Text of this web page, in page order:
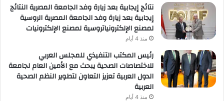
نتائج إيجابية بعد زيارة وفد الجامعة المصرية النتائج
إيجابية بعد زيارة وفد الجامعة المصرية الروسية
لمصنع الإلكترونياتروسية لمصنع الإلكترونيات
منذ 4 أيام
رئيس المكتب التنفيذي للمجلس العربي
للاختصاصات الصحية يبحث مع الأمين العام لجامعة
الدول العربية تعزيز التعاون لتطوير النظم الصحية
العربية
منذ 4 أيام